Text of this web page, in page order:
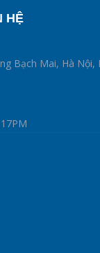
HỆ
Bạch Mai, Hà